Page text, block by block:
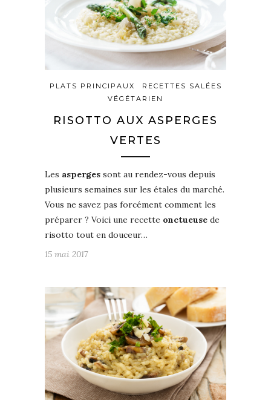
PLATS PRINCIPAUX
RECETTES SALÉES
VÉGÉTARIEN
RISOTTO AUX ASPERGES
VERTES
Les asperges sont au rendez-vous depuis
plusieurs semaines sur les étales du marché.
Vous ne savez pas forcément comment les
préparer ? Voici une recette onctueuse de
risotto tout en douceur…
15 mai 2017